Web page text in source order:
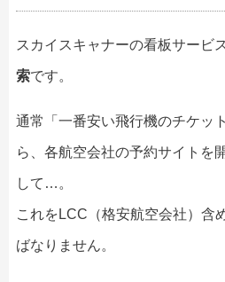
スカイスキャナーの看板サービ
索です。
通常「一番安い飛行機のチケッ
ら、各航空会社の予約サイトを
して…。
これをLCC（格安航空会社）含
ばなりません。